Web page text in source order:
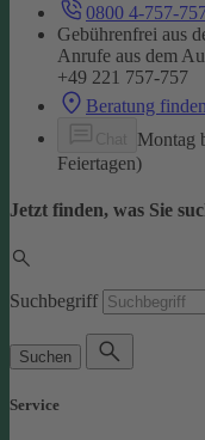
0800 4-757-
Gebührenfrei aus
Anrufe aus dem
+49 221 757-757
Beratung finden
Montag
Feiertagen)
Jetzt finden, was Sie
Suchbegriff
Suchen
Service